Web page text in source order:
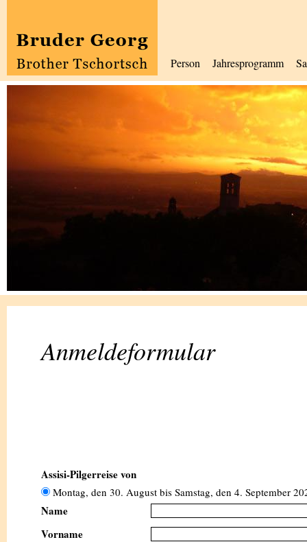
Person Jahresprogramm
Anmeldeformular
Assisi-Pilgerreise von
Montag, den 30. August bis Samstag, den 4. September
Name
Vorname